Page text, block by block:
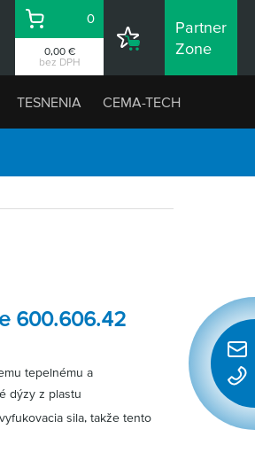
0,00 €
bez DPH
Košík
0
Nákupný
Partner
Zone
TESNENIA CEMA-TECH
600.606.42
tepelnému a
dýzy z plastu
sila, takže tento